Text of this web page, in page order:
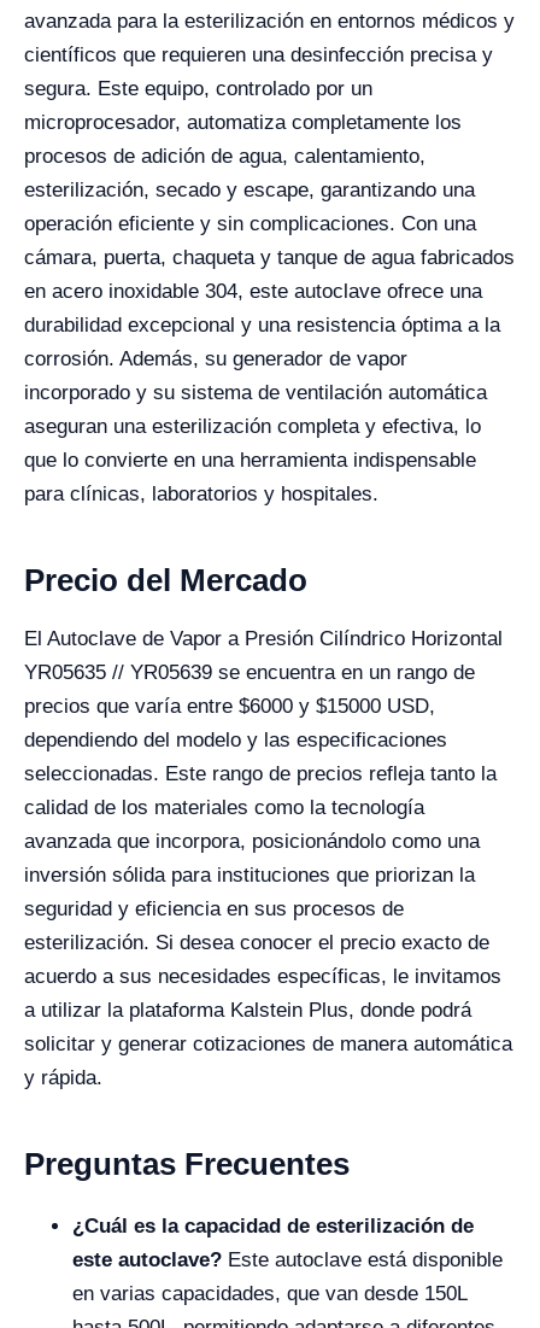
avanzada para la esterilización en entornos médicos y
científicos que requieren una desinfección precisa y
segura. Este equipo, controlado por un
microprocesador, automatiza completamente los
procesos de adición de agua, calentamiento,
esterilización, secado y escape, garantizando una
operación eficiente y sin complicaciones. Con una
cámara, puerta, chaqueta y tanque de agua fabricados
en acero inoxidable 304, este autoclave ofrece una
durabilidad excepcional y una resistencia óptima a la
corrosión. Además, su generador de vapor
incorporado y su sistema de ventilación automática
aseguran una esterilización completa y efectiva, lo
que lo convierte en una herramienta indispensable
para clínicas, laboratorios y hospitales.
Precio del Mercado
El Autoclave de Vapor a Presión Cilíndrico Horizontal
YR05635 // YR05639 se encuentra en un rango de
precios que varía entre $6000 y $15000 USD,
dependiendo del modelo y las especificaciones
seleccionadas. Este rango de precios refleja tanto la
calidad de los materiales como la tecnología
avanzada que incorpora, posicionándolo como una
inversión sólida para instituciones que priorizan la
seguridad y eficiencia en sus procesos de
esterilización. Si desea conocer el precio exacto de
acuerdo a sus necesidades específicas, le invitamos
a utilizar la plataforma Kalstein Plus, donde podrá
solicitar y generar cotizaciones de manera automática
y rápida.
Preguntas Frecuentes
¿Cuál es la capacidad de esterilización de
este autoclave? Este autoclave está disponible
en varias capacidades, que van desde 150L